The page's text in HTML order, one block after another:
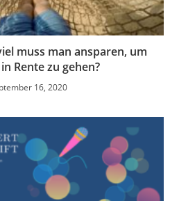
muss man ansparen, um
Rente zu gehen?
16, 2020